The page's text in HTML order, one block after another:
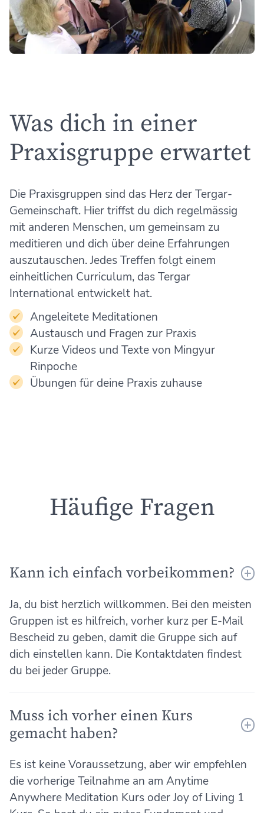
Was dich in einer
Praxisgruppe erwartet
Die Praxisgruppen sind das Herz der Tergar-
Gemeinschaft. Hier triffst du dich regelmässig
mit anderen Menschen, um gemeinsam zu
meditieren und dich über deine Erfahrungen
auszutauschen. Jedes Treffen folgt einem
einheitlichen Curriculum, das Tergar
International entwickelt hat.
Angeleitete Meditationen
Austausch und Fragen zur Praxis
Kurze Videos und Texte von Mingyur
Rinpoche
Übungen für deine Praxis zuhause
Häufige Fragen
Kann ich einfach vorbeikommen?
Ja, du bist herzlich willkommen. Bei den meisten
Gruppen ist es hilfreich, vorher kurz per E-Mail
Bescheid zu geben, damit die Gruppe sich auf
dich einstellen kann. Die Kontaktdaten findest
du bei jeder Gruppe.
Muss ich vorher einen Kurs
gemacht haben?
Es ist keine Voraussetzung, aber wir empfehlen
die vorherige Teilnahme an am Anytime
Anywhere Meditation Kurs oder Joy of Living 1